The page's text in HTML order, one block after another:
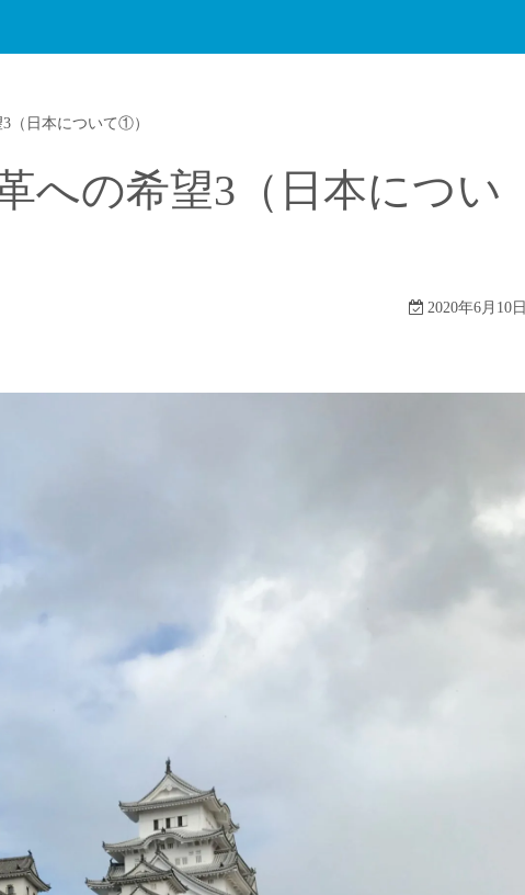
（日本について①）
への希望3（日本につい
2020年6月10日